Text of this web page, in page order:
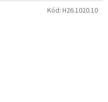
Kód: H26.1020.10